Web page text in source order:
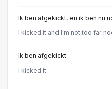
Ik ben afgekickt, en ik ben nu
l kicked it and l'm not too far
Ik ben afgekickt.
l kicked it.